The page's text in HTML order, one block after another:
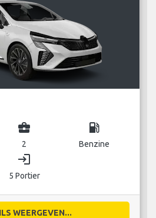
business_center
2
local_gas_station
Benzine
login
5 Portier
WEERGEVEN...